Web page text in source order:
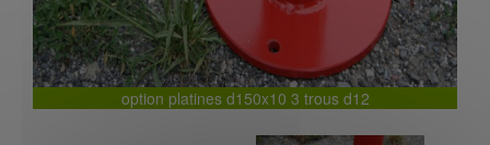
option platines d150x10 3 trous d12